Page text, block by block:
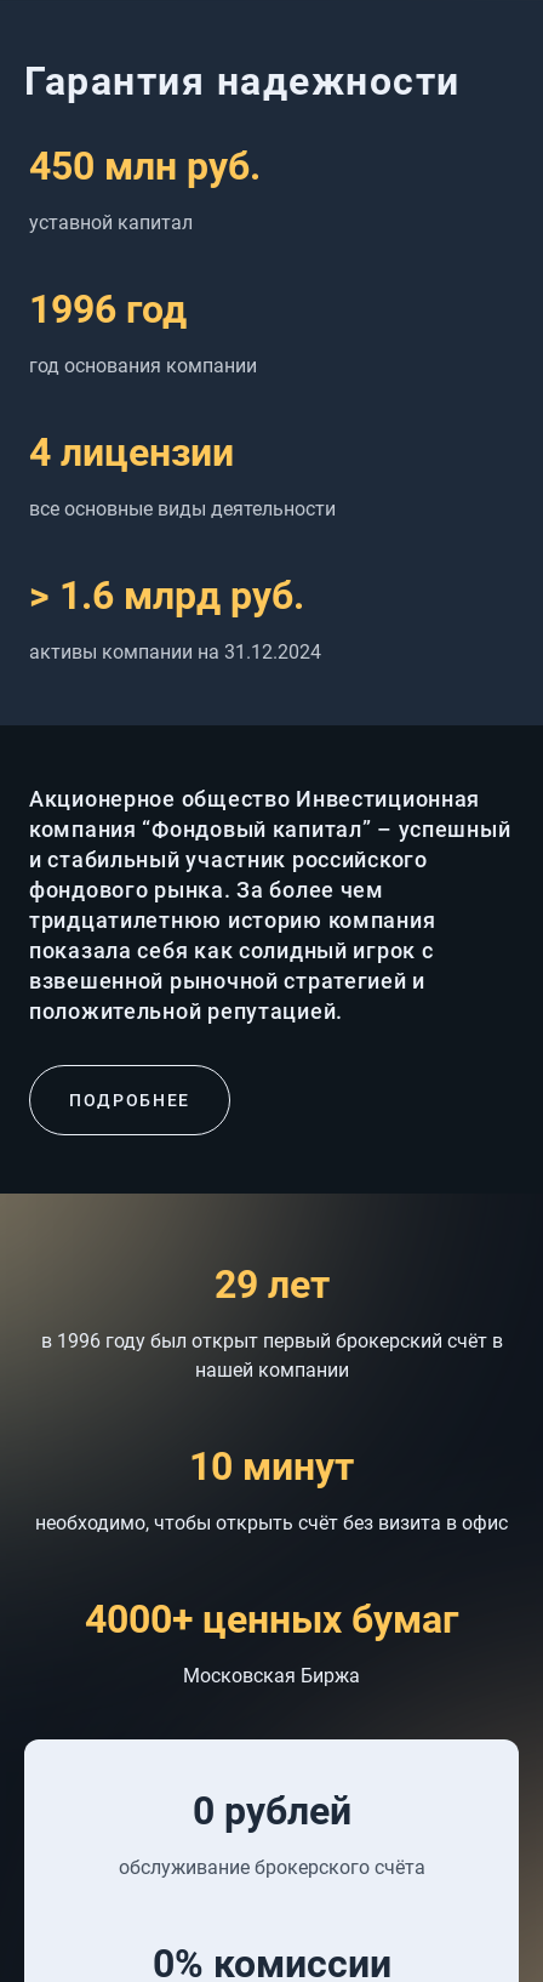
Гарантия надежности
450 млн руб.
уставной капитал
1996 год
год основания компании
4 лицензии
все основные виды деятельности
> 1.6 млрд руб.
активы компании на 31.12.2024
Акционерное общество Инвестиционная
компания “Фондовый капитал” – успешный
и стабильный участник российского
фондового рынка. За более чем
тридцатилетнюю историю компания
показала себя как солидный игрок с
взвешенной рыночной стратегией и
положительной репутацией.
ПОДРОБНЕЕ
29 лет
в 1996 году был открыт первый брокерский счёт в
нашей компании
10 минут
необходимо, чтобы открыть счёт без визита в офис
4000+ ценных бумаг
Московская Биржа
0 рублей
обслуживание брокерского счёта
0% комиссии